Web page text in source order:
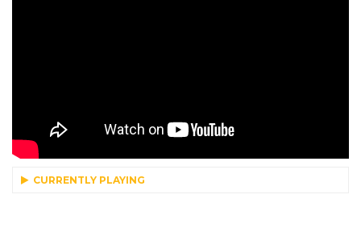
CURRENTLY PLAYING